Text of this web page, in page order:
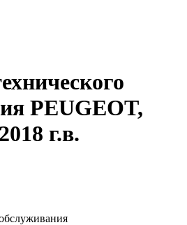
PEUGEOT,
г.в.